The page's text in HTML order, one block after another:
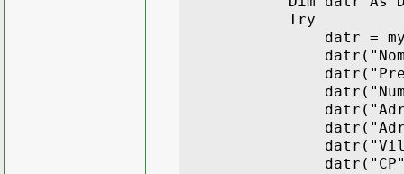
Try
datr =
datr("Nom") =
datr("Prenom")
datr("Num_ss")
datr("Adr1") =
datr("Adr2") =
datr("Ville") =
datr("CP") =